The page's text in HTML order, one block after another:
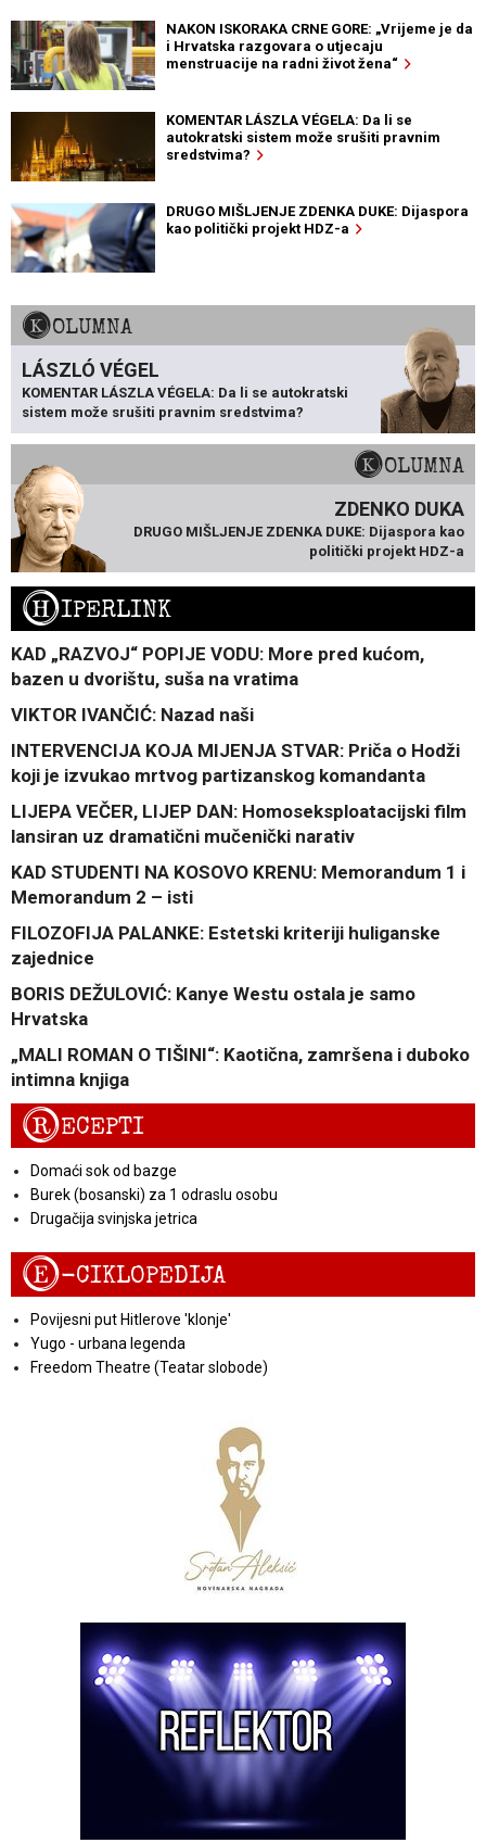
NAKON ISKORAKA CRNE GORE: „Vrijeme je da
i Hrvatska razgovara o utjecaju
menstruacije na radni život žena“
KOMENTAR LÁSZLA VÉGELA: Da li se
autokratski sistem može srušiti pravnim
sredstvima?
DRUGO MIŠLJENJE ZDENKA DUKE: Dijaspora
kao politički projekt HDZ-a
KOLUMNA
LÁSZLÓ VÉGEL
KOMENTAR LÁSZLA VÉGELA: Da li se autokratski
sistem može srušiti pravnim sredstvima?
KOLUMNA
ZDENKO DUKA
DRUGO MIŠLJENJE ZDENKA DUKE: Dijaspora kao
politički projekt HDZ-a
HIPERLINK
KAD „RAZVOJ“ POPIJE VODU: More pred kućom,
bazen u dvorištu, suša na vratima
VIKTOR IVANČIĆ: Nazad naši
INTERVENCIJA KOJA MIJENJA STVAR: Priča o Hodži
koji je izvukao mrtvog partizanskog komandanta
LIJEPA VEČER, LIJEP DAN: Homoseksploatacijski film
lansiran uz dramatični mučenički narativ
KAD STUDENTI NA KOSOVO KRENU: Memorandum 1 i
Memorandum 2 – isti
FILOZOFIJA PALANKE: Estetski kriteriji huliganske
zajednice
BORIS DEŽULOVIĆ: Kanye Westu ostala je samo
Hrvatska
„MALI ROMAN O TIŠINI“: Kaotična, zamršena i duboko
intimna knjiga
RECEPTI
Domaći sok od bazge
Burek (bosanski) za 1 odraslu osobu
Drugačija svinjska jetrica
E-CIKLOPEDIJA
Povijesni put Hitlerove 'klonje'
Yugo - urbana legenda
Freedom Theatre (Teatar slobode)